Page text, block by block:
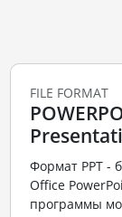
FILE FORMAT
Формат PPT -
Office
программы